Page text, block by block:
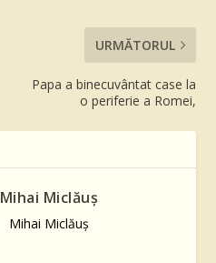
URMĂTORUL
Papa a binecuvântat case la
o periferie a Romei,
Mihai Miclăuş
Mihai Miclăuş